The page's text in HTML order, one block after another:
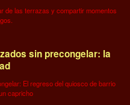
de las terrazas y compartir momentos
sin precongelar: la
El regreso del quiosco de barrio
capricho